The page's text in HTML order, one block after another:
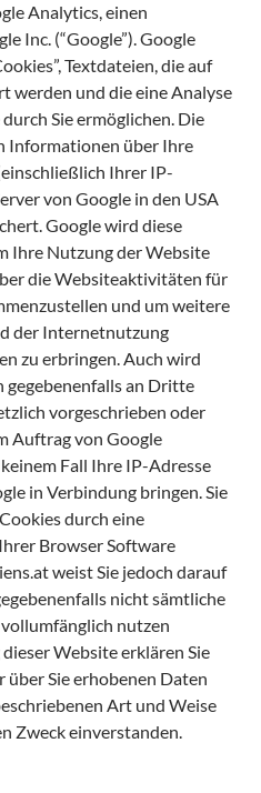
Analytics, einen
Inc. (“Google”). Google
Textdateien, die auf
werden und die eine Analyse
Sie ermöglichen. Die
Informationen über Ihre
Ihrer IP-
von Google in den USA
Google wird diese
Ihre Nutzung der Website
die Websiteaktivitäten für
und um weitere
der Internetnutzung
zu erbringen. Auch wird
an Dritte
vorgeschrieben oder
Auftrag von Google
Fall Ihre IP-Adresse
in Verbindung bringen. Sie
durch eine
Browser Software
weist Sie jedoch darauf
nicht sämtliche
nutzen
Website erklären Sie
Sie erhobenen Daten
Art und Weise
Zweck einverstanden.